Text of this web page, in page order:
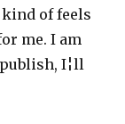
of feels
me. I am
I¦ll